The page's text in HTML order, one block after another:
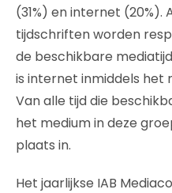
(31%) en internet (20%).
tijdschriften worden
de beschikbare
is internet inmiddels het
Van alle tijd die
het medium in deze
plaats in.
Het jaarlijkse IAB